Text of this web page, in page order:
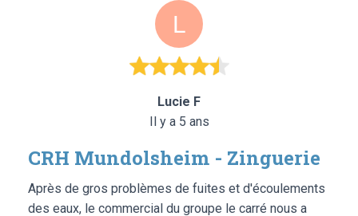
Lucie F
Il y a 5 ans
CRH Mundolsheim - Zinguerie
Après de gros problèmes de fuites et d'écoulements
des eaux, le commercial du groupe le carré nous a